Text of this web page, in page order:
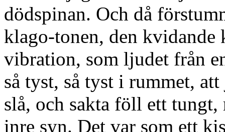
dödspinan. Och då
klago-tonen, den kvidande
vibration, som ljudet från
så tyst, så tyst i rummet,
slå, och sakta föll ett
inre syn. Det var som ett